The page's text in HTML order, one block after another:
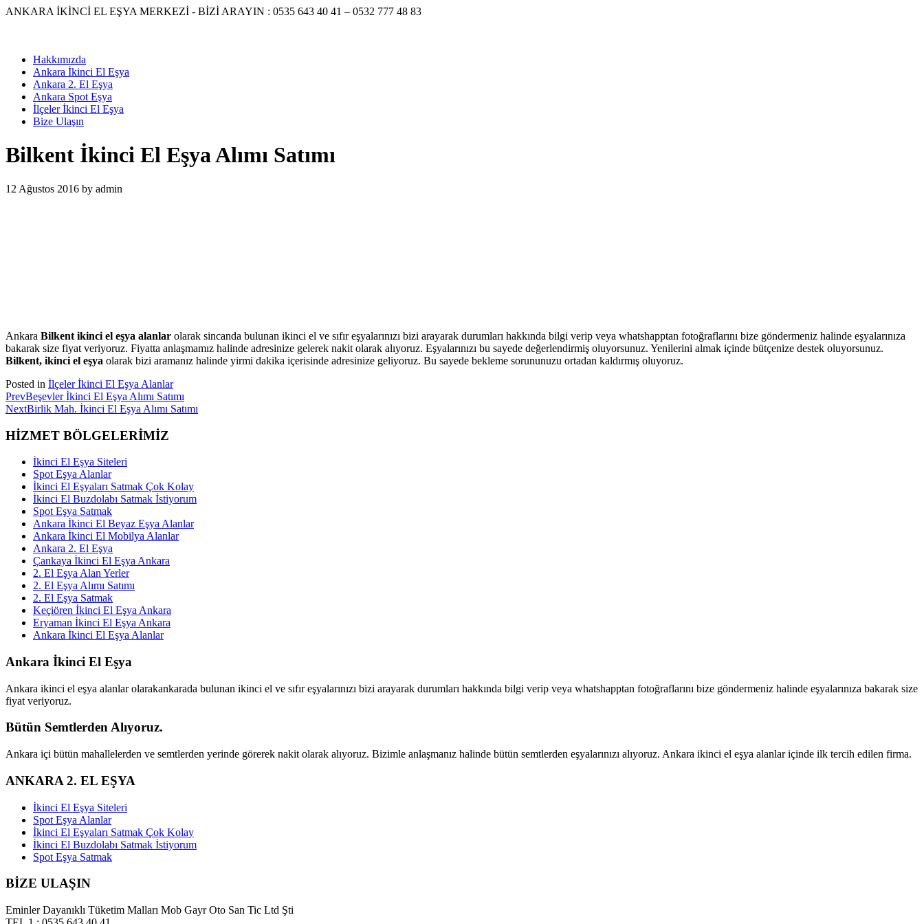
Skip
ANKARA İKİNCİ EL EŞYA MERKEZİ - BİZİ ARAYIN : 0535 643 40 41 – 0532 777 48 83
Hakkımızda
Ankara İkinci El Eşya
Ankara 2. El Eşya
Ankara Spot Eşya
İlçeler İkinci El Eşya
Bize Ulaşın
Bilkent İkinci El Eşya Alımı Satımı
12 Ağustos 2016 by admin
Ankara Bilkent ikinci el eşya alanlar olarak sincanda bulunan ikinci el ve sıfır eşyalarınızı bizi arayarak durumları hakkında bilgi verip veya whatshapptan fotoğraflarını bize göndermeniz halinde eşyalarınıza
bakarak size fiyat veriyoruz. Fiyatta anlaşmamız halinde adresinize gelerek nakit olarak alıyoruz. Eşyalarınızı bu sayede değerlendirmiş oluyorsunuz. Yenilerini almak içinde bütçenize destek oluyorsunuz.
Bilkent, ikinci el eşya olarak bizi aramanız halinde yirmi dakika içerisinde adresinize geliyoruz. Bu sayede bekleme sorununuzu ortadan kaldırmış oluyoruz.
Posted in İlçeler İkinci El Eşya Alanlar
PrevBeşevler İkinci El Eşya Alımı Satımı
NextBirlik Mah. İkinci El Eşya Alımı Satımı
HİZMET BÖLGELERİMİZ
İkinci El Eşya Siteleri
Spot Eşya Alanlar
İkinci El Eşyaları Satmak Çok Kolay
İkinci El Buzdolabı Satmak İstiyorum
Spot Eşya Satmak
Ankara İkinci El Beyaz Eşya Alanlar
Ankara İkinci El Mobilya Alanlar
Ankara 2. El Eşya
Çankaya İkinci El Eşya Ankara
2. El Eşya Alan Yerler
2. El Eşya Alımı Satımı
2. El Eşya Satmak
Keçiören İkinci El Eşya Ankara
Eryaman İkinci El Eşya Ankara
Ankara İkinci El Eşya Alanlar
Ankara İkinci El Eşya
Ankara ikinci el eşya alanlar olarakankarada bulunan ikinci el ve sıfır eşyalarınızı bizi arayarak durumları hakkında bilgi verip veya whatshapptan fotoğraflarını bize göndermeniz halinde eşyalarınıza bakarak size
fiyat veriyoruz.
Bütün Semtlerden Alıyoruz.
Ankara içi bütün mahallelerden ve semtlerden yerinde görerek nakit olarak alıyoruz. Bizimle anlaşmanız halinde bütün semtlerden eşyalarınızı alıyoruz. Ankara ikinci el eşya alanlar içinde ilk tercih edilen firma.
ANKARA 2. EL EŞYA
İkinci El Eşya Siteleri
Spot Eşya Alanlar
İkinci El Eşyaları Satmak Çok Kolay
İkinci El Buzdolabı Satmak İstiyorum
Spot Eşya Satmak
BİZE ULAŞIN
Eminler Dayanıklı Tüketim Malları Mob Gayr Oto San Tic Ltd Şti